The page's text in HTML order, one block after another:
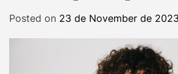
s
t
Posted on 23 de November de 2023